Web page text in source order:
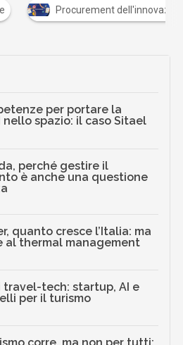
Procurement
per portare la
nello spazio: il caso Sitael
perché gestire il
è anche una questione
quanto cresce l’Italia: ma
al thermal management
travel-tech: startup, AI e
per il turismo